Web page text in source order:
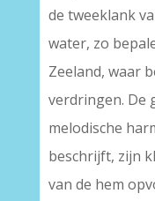
de tweeklank
water, zo
Zeeland, waar
verdringen. De
melodische
beschrijft, zijn
van de hem